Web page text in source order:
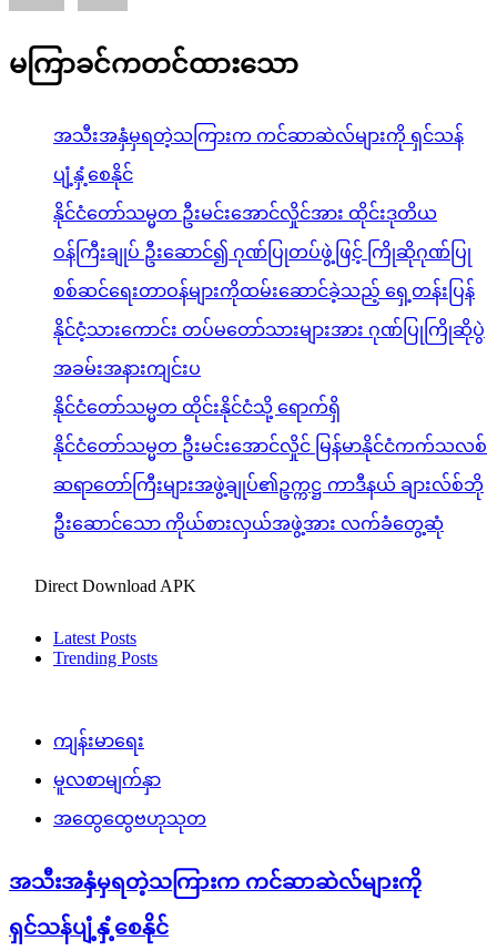
မကြာခင်ကတင်ထားသော
အသီးအနှံမှရတဲ့သကြားက ကင်ဆာဆဲလ်များကို ရှင်သန်
ပျံ့နှံ့စေနိုင်
နိုင်ငံတော်သမ္မတ ဦးမင်းအောင်လှိုင်အား ထိုင်းဒုတိယ
ဝန်ကြီးချုပ် ဦးဆောင်၍ ဂုဏ်ပြုတပ်ဖွဲ့ဖြင့် ကြိုဆိုဂုဏ်ပြု
စစ်ဆင်ရေးတာဝန်များကိုထမ်းဆောင်ခဲ့သည့် ရှေ့တန်းပြန်
နိုင်ငံ့သားကောင်း တပ်မတော်သားများအား ဂုဏ်ပြုကြိုဆိုပွဲ
အခမ်းအနားကျင်းပ
နိုင်ငံတော်သမ္မတ ထိုင်းနိုင်ငံသို့ ရောက်ရှိ
နိုင်ငံတော်သမ္မတ ဦးမင်းအောင်လှိုင် မြန်မာနိုင်ငံကက်သလစ်
ဆရာတော်ကြီးများအဖွဲ့ချုပ်၏ဥက္ကဋ္ဌ ကာဒီနယ် ချားလ်စ်ဘို
ဦးဆောင်သော ကိုယ်စားလှယ်အဖွဲ့အား လက်ခံတွေ့ဆုံ
Direct Download APK
Latest Posts
Trending Posts
ကျန်းမာရေး
မူလစာမျက်နှာ
အထွေထွေဗဟုသုတ
အသီးအနှံမှရတဲ့သကြားက ကင်ဆာဆဲလ်များကို
ရှင်သန်ပျံ့နှံ့စေနိုင်